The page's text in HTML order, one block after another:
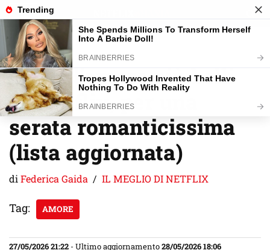
Vai
al
contenuto
I film d’amore più belli
su Netflix, per una
serata romanticissima
(lista aggiornata)
di Federica Gaida IL MEGLIO DI NETFLIX
Tag: AMORE
27/05/2026 21:22 - Ultimo aggiornamento28/05/2026 18:06